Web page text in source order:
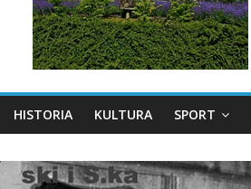
HISTORIA KULTURA SPORT